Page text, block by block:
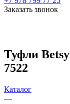
Заказать звонок
Туфли
7522
Каталог
—